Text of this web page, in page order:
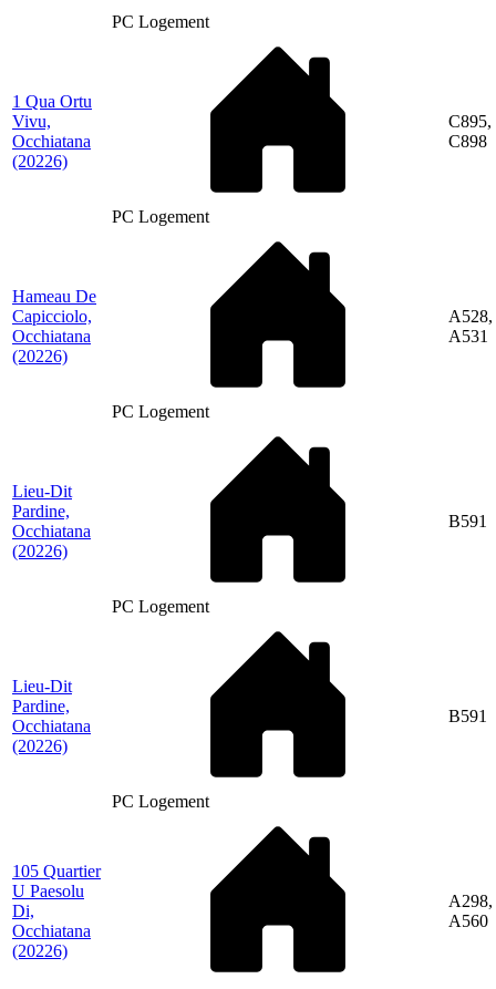
PC Logement
1 Qua Ortu
Vivu,
Occhiatana
(20226)
PC Logement
C895,
C898
Hameau De
Capicciolo,
Occhiatana
(20226)
PC Logement
A528,
A531
Lieu-Dit
Pardine,
Occhiatana
(20226)
PC Logement
B591
Lieu-Dit
Pardine,
Occhiatana
(20226)
PC Logement
B591
105 Quartier
U Paesolu
Di,
Occhiatana
(20226)
A298,
A560